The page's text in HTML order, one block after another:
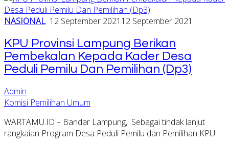
NASIONAL 12 September 2021 12 September 2021
KPU Provinsi Lampung Berikan
Pembekalan Kepada Kader Desa
Peduli Pemilu Dan Pemilihan (Dp3)
Admin
Komisi Pemilihan Umum
WARTAMU.ID – Bandar Lampung, Sebagai tindak lanjut
rangkaian Program Desa Peduli Pemilu dan Pemilihan KPU…